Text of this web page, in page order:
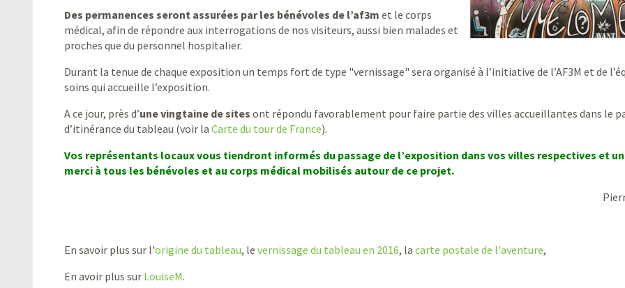
Des permanences seront assurées par les bénévoles de l’af3m et le corps
médical, afin de répondre aux interrogations de nos visiteurs, aussi bien malades et
proches que du personnel hospitalier.
Durant la tenue de chaque exposition un temps fort de type "vernissage" sera organisé à l’initiative de l’AF3M et de
soins qui accueille l’exposition.
A ce jour, près d’une vingtaine de sites ont répondu favorablement pour faire partie des villes accueillantes dans le
d’itinérance du tableau (voir la Carte du tour de France).
Vos représentants locaux vous tiendront informés du passage de l’exposition dans vos villes respectives et
merci à tous les bénévoles et au corps médical mobilisés autour de ce projet.
En savoir plus sur l'origine du tableau, le vernissage du tableau en 2016, la carte postale de l'aventure,
En avoir plus sur LouiseM.